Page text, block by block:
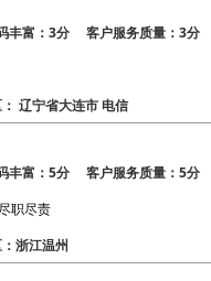
富：3分 客户服务质量：3分
辽宁省大连市 电信
富：5分 客户服务质量：5分
职尽责
浙江温州